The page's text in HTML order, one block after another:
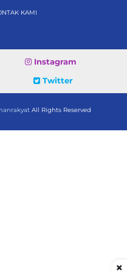
KAMI
Instagram
Twitter
All Rights Reserved
×